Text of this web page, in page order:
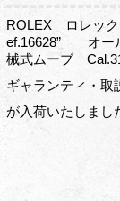
ROLEX ロレ
ef.16628” オー
械式ムーブ
ギャランティ・取
が入荷いたしまし